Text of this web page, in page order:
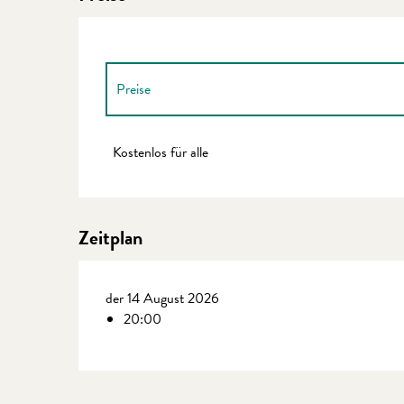
Preise
Preise 2027
Kostenlos für alle
Zeitplan
der 14 August 2026
20:00